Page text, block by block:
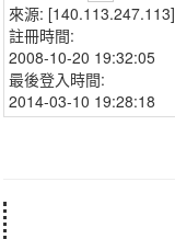
來源: [140.113.247.113]
註冊時間:
2008-10-20 19:32:05
最後登入時間:
2014-03-10 19:28:18